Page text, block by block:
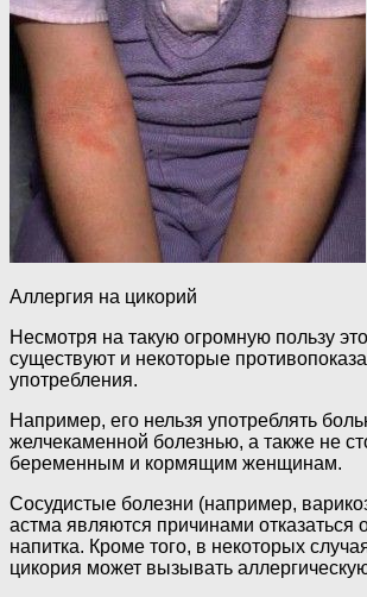
Аллергия на цикорий
Несмотря на такую огромную пользу
существуют и некоторые
употребления.
Например, его нельзя употреблять
желчекаменной болезнью, а также не
беременным и кормящим женщинам.
Сосудистые болезни (например,
астма являются причинами отказаться
напитка. Кроме того, в некоторых
цикория может вызывать